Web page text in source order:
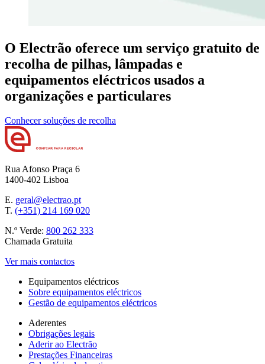
O Electrão oferece um serviço gratuito de
recolha de pilhas, lâmpadas e
equipamentos eléctricos usados a
organizações e particulares
Conhecer soluções de recolha
Rua Afonso Praça 6
1400-402 Lisboa
E. geral@electrao.pt
T. (+351) 214 169 020
N.º Verde: 800 262 333
Chamada Gratuita
Ver mais contactos
Equipamentos eléctricos
Sobre equipamentos eléctricos
Gestão de equipamentos eléctricos
Aderentes
Obrigações legais
Aderir ao Electrão
Prestações Financeiras